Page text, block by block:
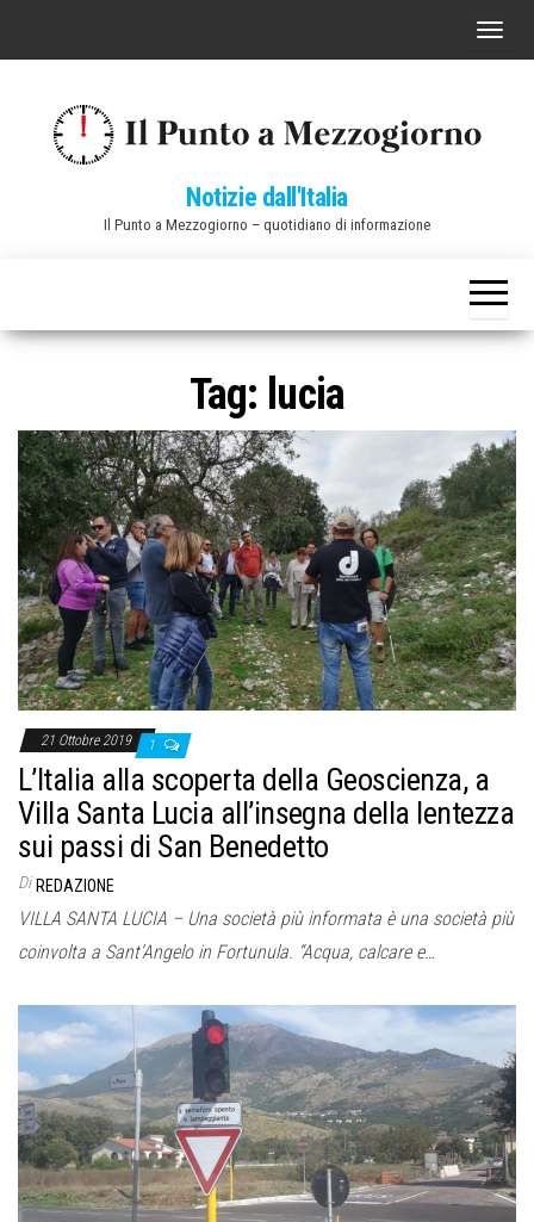
C
a
v
a
z
i
o
n
e
Notizie dall'Italia
Il Punto a Mezzogiorno – quotidiano di informazione
Tag: lucia
21 Ottobre 2019 1
L’Italia alla scoperta della Geoscienza, a
Villa Santa Lucia all’insegna della lentezza
sui passi di San Benedetto
Di REDAZIONE
VILLA SANTA LUCIA – Una società più informata è una società più
coinvolta a Sant’Angelo in Fortunula. “Acqua, calcare e…